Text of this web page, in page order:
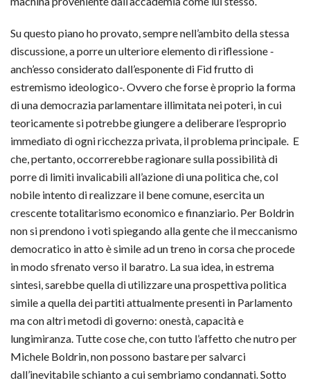
Su questo piano ho provato, sempre nell’ambito della stessa
discussione, a porre un ulteriore elemento di riflessione -
anch’esso considerato dall’esponente di Fid frutto di
estremismo ideologico-. Ovvero che forse è proprio la forma
di una democrazia parlamentare illimitata nei poteri, in cui
teoricamente si potrebbe giungere a deliberare l’esproprio
immediato di ogni ricchezza privata, il problema principale. E
che, pertanto, occorrerebbe ragionare sulla possibilità di
porre di limiti invalicabili all’azione di una politica che, col
nobile intento di realizzare il bene comune, esercita un
crescente totalitarismo economico e finanziario. Per Boldrin
non si prendono i voti spiegando alla gente che il meccanismo
democratico in atto è simile ad un treno in corsa che procede
in modo sfrenato verso il baratro. La sua idea, in estrema
sintesi, sarebbe quella di utilizzare una prospettiva politica
simile a quella dei partiti attualmente presenti in Parlamento
ma con altri metodi di governo: onestà, capacità e
lungimiranza. Tutte cose che, con tutto l’affetto che nutro per
Michele Boldrin, non possono bastare per salvarci
dall’inevitabile schianto a cui sembriamo condannati. Sotto